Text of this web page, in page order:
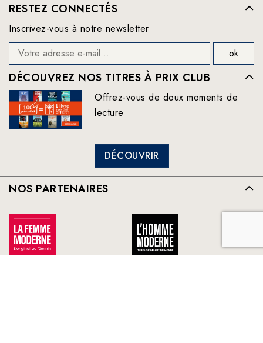
RESTEZ CONNECTÉS
Inscrivez-vous à notre newsletter
DÉCOUVREZ NOS TITRES À PRIX CLUB
Offrez-vous de doux moments de
lecture
DÉCOUVRIR
NOS PARTENAIRES